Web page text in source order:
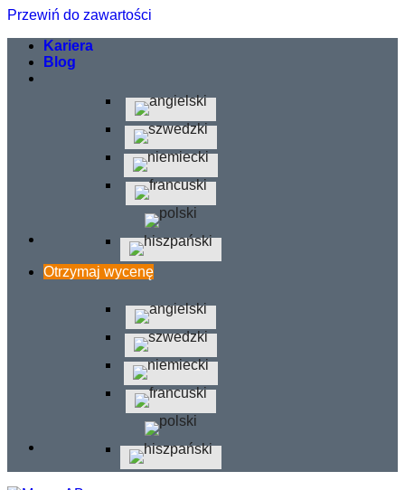
Przewiń do zawartości
Kariera
Blog
Otrzymaj wycenę